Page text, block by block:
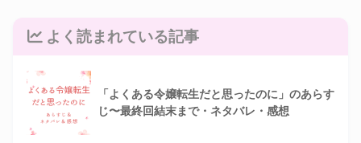
よく読まれている記事
「よくある令嬢転生だと思ったのに」のあらす
じ〜最終回結末まで・ネタバレ・感想